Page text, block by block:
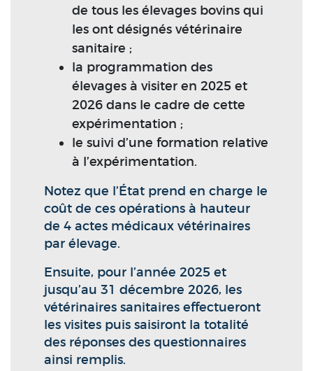
de tous les élevages bovins qui
les ont désignés vétérinaire
sanitaire ;
la programmation des
élevages à visiter en 2025 et
2026 dans le cadre de cette
expérimentation ;
le suivi d’une formation relative
à l’expérimentation.
Notez que l’État prend en charge le
coût de ces opérations à hauteur
de 4 actes médicaux vétérinaires
par élevage.
Ensuite, pour l’année 2025 et
jusqu’au 31 décembre 2026, les
vétérinaires sanitaires effectueront
les visites puis saisiront la totalité
des réponses des questionnaires
ainsi remplis.